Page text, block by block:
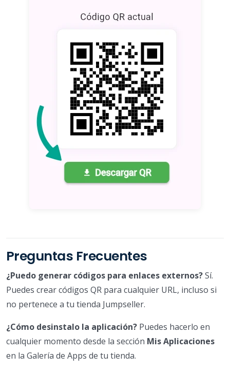
Preguntas Frecuentes
¿Puedo generar códigos para enlaces externos?Sí.
Puedes crear códigos QR para cualquier URL, incluso si
no pertenece a tu tienda Jumpseller.
¿Cómo desinstalo la aplicación? Puedes hacerlo en
cualquier momento desde la sección Mis Aplicaciones
en la Galería de Apps de tu tienda.